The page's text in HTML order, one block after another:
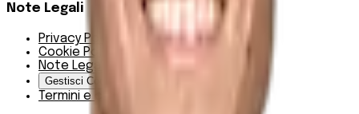
Note Legali
Privacy Policy
Cookie Policy
Note Legali
Gestisci Cookie
Termini e condizioni